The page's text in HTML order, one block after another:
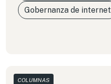
Gobernanza de internet
COLUMNAS